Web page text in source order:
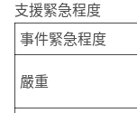
支援緊急程度
事件緊急程度
嚴重